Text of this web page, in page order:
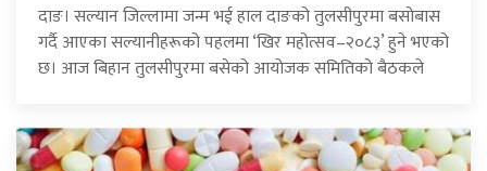
दाङ। सल्यान जिल्लामा जन्म भई हाल दाङको तुलसीपुरमा बसोबास
गर्दै आएका सल्यानीहरूको पहलमा ‘खिर महोत्सव–२०८३’ हुने भएको
छ। आज बिहान तुलसीपुरमा बसेको आयोजक समितिको बैठकले